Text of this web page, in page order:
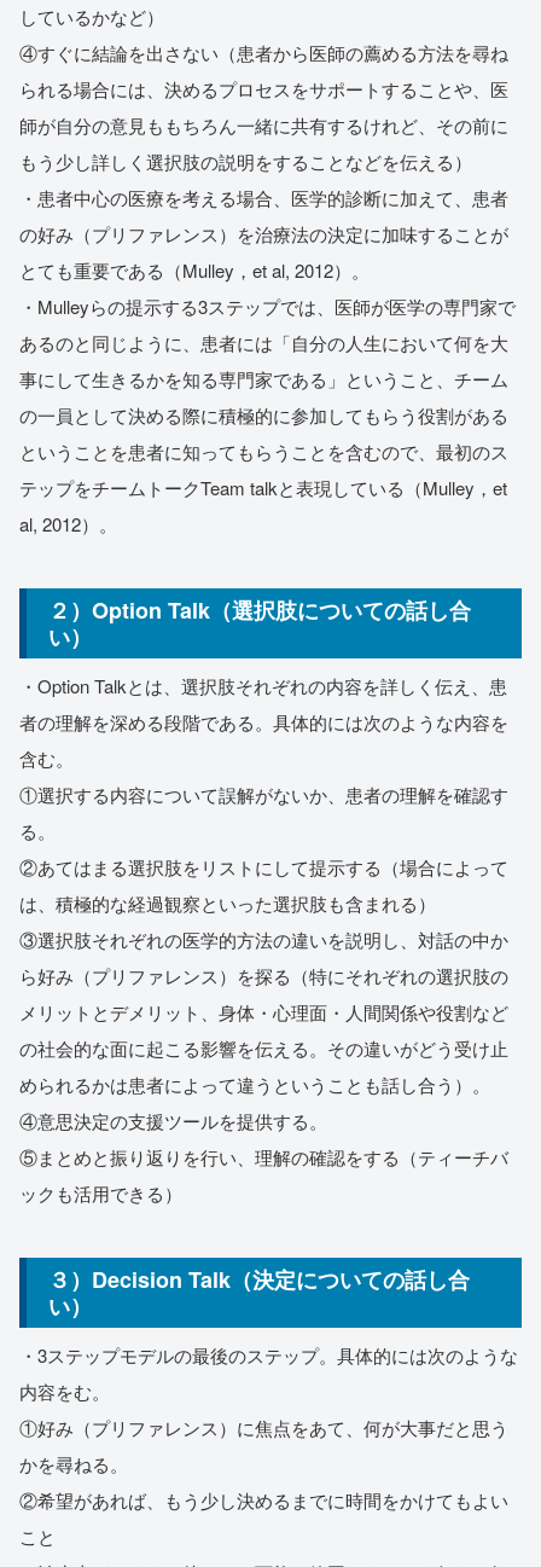
しているかなど）
④すぐに結論を出さない（患者から医師の薦める方法を尋ね
られる場合には、決めるプロセスをサポートすることや、医
師が自分の意見ももちろん一緒に共有するけれど、その前に
もう少し詳しく選択肢の説明をすることなどを伝える）
・患者中心の医療を考える場合、医学的診断に加えて、患者
の好み（プリファレンス）を治療法の決定に加味することが
とても重要である（Mulley，et al, 2012）。
・Mulleyらの提示する3ステップでは、医師が医学の専門家で
あるのと同じように、患者には「自分の人生において何を大
事にして生きるかを知る専門家である」ということ、チーム
の一員として決める際に積極的に参加してもらう役割がある
ということを患者に知ってもらうことを含むので、最初のス
テップをチームトークTeam talkと表現している（Mulley，et
al, 2012）。
２）Option Talk（選択肢についての話し合
い）
・Option Talkとは、選択肢それぞれの内容を詳しく伝え、患
者の理解を深める段階である。具体的には次のような内容を
含む。
①選択する内容について誤解がないか、患者の理解を確認す
る。
②あてはまる選択肢をリストにして提示する（場合によって
は、積極的な経過観察といった選択肢も含まれる）
③選択肢それぞれの医学的方法の違いを説明し、対話の中か
ら好み（プリファレンス）を探る（特にそれぞれの選択肢の
メリットとデメリット、身体・心理面・人間関係や役割など
の社会的な面に起こる影響を伝える。その違いがどう受け止
められるかは患者によって違うということも話し合う）。
④意思決定の支援ツールを提供する。
⑤まとめと振り返りを行い、理解の確認をする（ティーチバ
ックも活用できる）
３）Decision Talk（決定についての話し合
い）
・3ステップモデルの最後のステップ。具体的には次のような
内容をむ。
①好み（プリファレンス）に焦点をあて、何が大事だと思う
かを尋ねる。
②希望があれば、もう少し決めるまでに時間をかけてもよい
こと